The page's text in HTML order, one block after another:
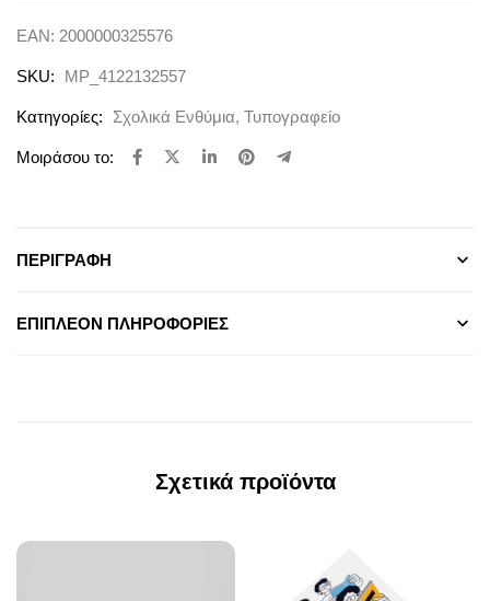
EAN: 2000000325576
SKU: MP_4122132557
Κατηγορίες: Σχολικά Ενθύμια, Τυπογραφείο
Μοιράσου το:
ΠΕΡΙΓΡΑΦΉ
ΕΠΙΠΛΈΟΝ ΠΛΗΡΟΦΟΡΊΕΣ
Σχετικά προϊόντα